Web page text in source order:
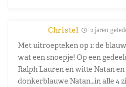
Christel 2 jaren
Met uitroepteken op 1: de
wat een snoepje! Op een
Ralph Lauren en witte Natan en
donkerblauwe Natan…in alle 4